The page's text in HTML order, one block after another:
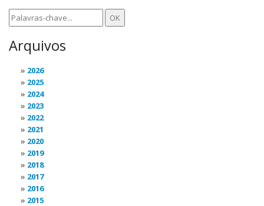
Arquivos
2026
2025
2024
2023
2022
2021
2020
2019
2018
2017
2016
2015